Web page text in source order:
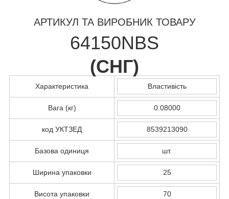
АРТИКУЛ ТА ВИРОБНИК ТОВАРУ
64150NBS
(СНГ)
Характеристика Властивість
Вага (кг) 0.08000
код УКТЗЕД 8539213090
Базова одиниця шт.
Ширина упаковки 25
Висота упаковки 70